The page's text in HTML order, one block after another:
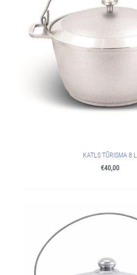
KATLS TŪRISMA 8 L
€40,00